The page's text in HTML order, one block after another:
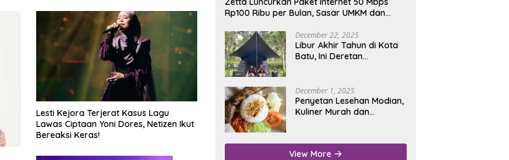
Lesti Kejora Terjerat Kasus Lagu
Lawas Ciptaan Yoni Dores, Netizen Ikut
Bereaksi Keras!
Rp100 Ribu per Bulan, Sasar UMKM dan
December 22, 2025
Libur Akhir Tahun di Kota
Batu, Ini Deretan
December 1, 2025
Penyetan Lesehan Modian,
Kuliner Murah dan
Nganjuk
View More